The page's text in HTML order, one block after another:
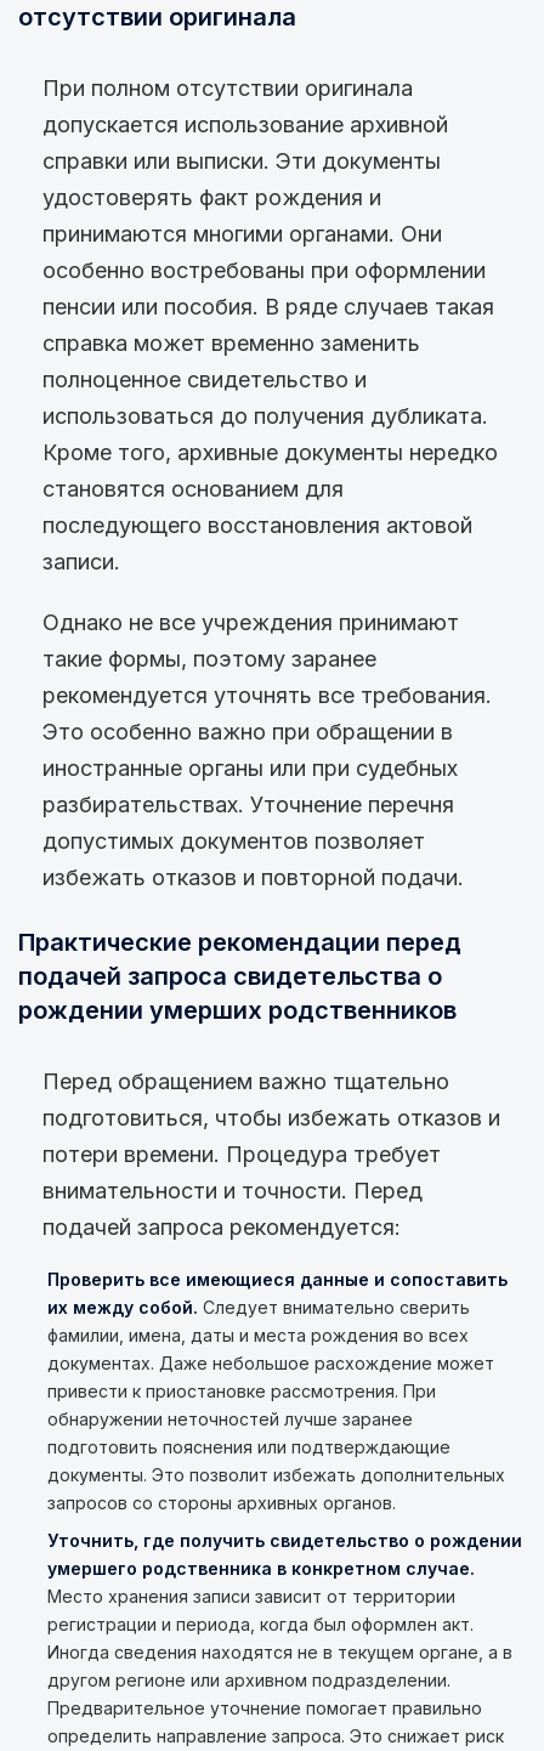
отсутствии оригинала
При полном отсутствии оригинала
допускается использование архивной
справки или выписки. Эти документы
удостоверять факт рождения и
принимаются многими органами. Они
особенно востребованы при оформлении
пенсии или пособия. В ряде случаев такая
справка может временно заменить
полноценное свидетельство и
использоваться до получения дубликата.
Кроме того, архивные документы нередко
становятся основанием для
последующего восстановления актовой
записи.
Однако не все учреждения принимают
такие формы, поэтому заранее
рекомендуется уточнять все требования.
Это особенно важно при обращении в
иностранные органы или при судебных
разбирательствах. Уточнение перечня
допустимых документов позволяет
избежать отказов и повторной подачи.
Практические рекомендации перед
подачей запроса свидетельства о
рождении умерших родственников
Перед обращением важно тщательно
подготовиться, чтобы избежать отказов и
потери времени. Процедура требует
внимательности и точности. Перед
подачей запроса рекомендуется:
Проверить все имеющиеся данные и сопоставить
их между собой. Следует внимательно сверить
фамилии, имена, даты и места рождения во всех
документах. Даже небольшое расхождение может
привести к приостановке рассмотрения. При
обнаружении неточностей лучше заранее
подготовить пояснения или подтверждающие
документы. Это позволит избежать дополнительных
запросов со стороны архивных органов.
Уточнить, где получить свидетельство о рождении
умершего родственника в конкретном случае.
Место хранения записи зависит от территории
регистрации и периода, когда был оформлен акт.
Иногда сведения находятся не в текущем органе, а в
другом регионе или архивном подразделении.
Предварительное уточнение помогает правильно
определить направление запроса. Это снижает риск